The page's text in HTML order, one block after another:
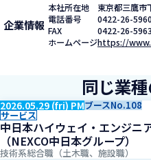
企業情報
本社所在地
東京都三鷹市
電話番号
0422-26-
FAX
0422-26-5963
ホームページhttps://
同じ業
2026.05.29 (fri) PMブースNo.108
サービス
中日本ハイウェイ・エンジニ
（NEXCO中日本グループ）
技術系総合職（土木職、施設職）